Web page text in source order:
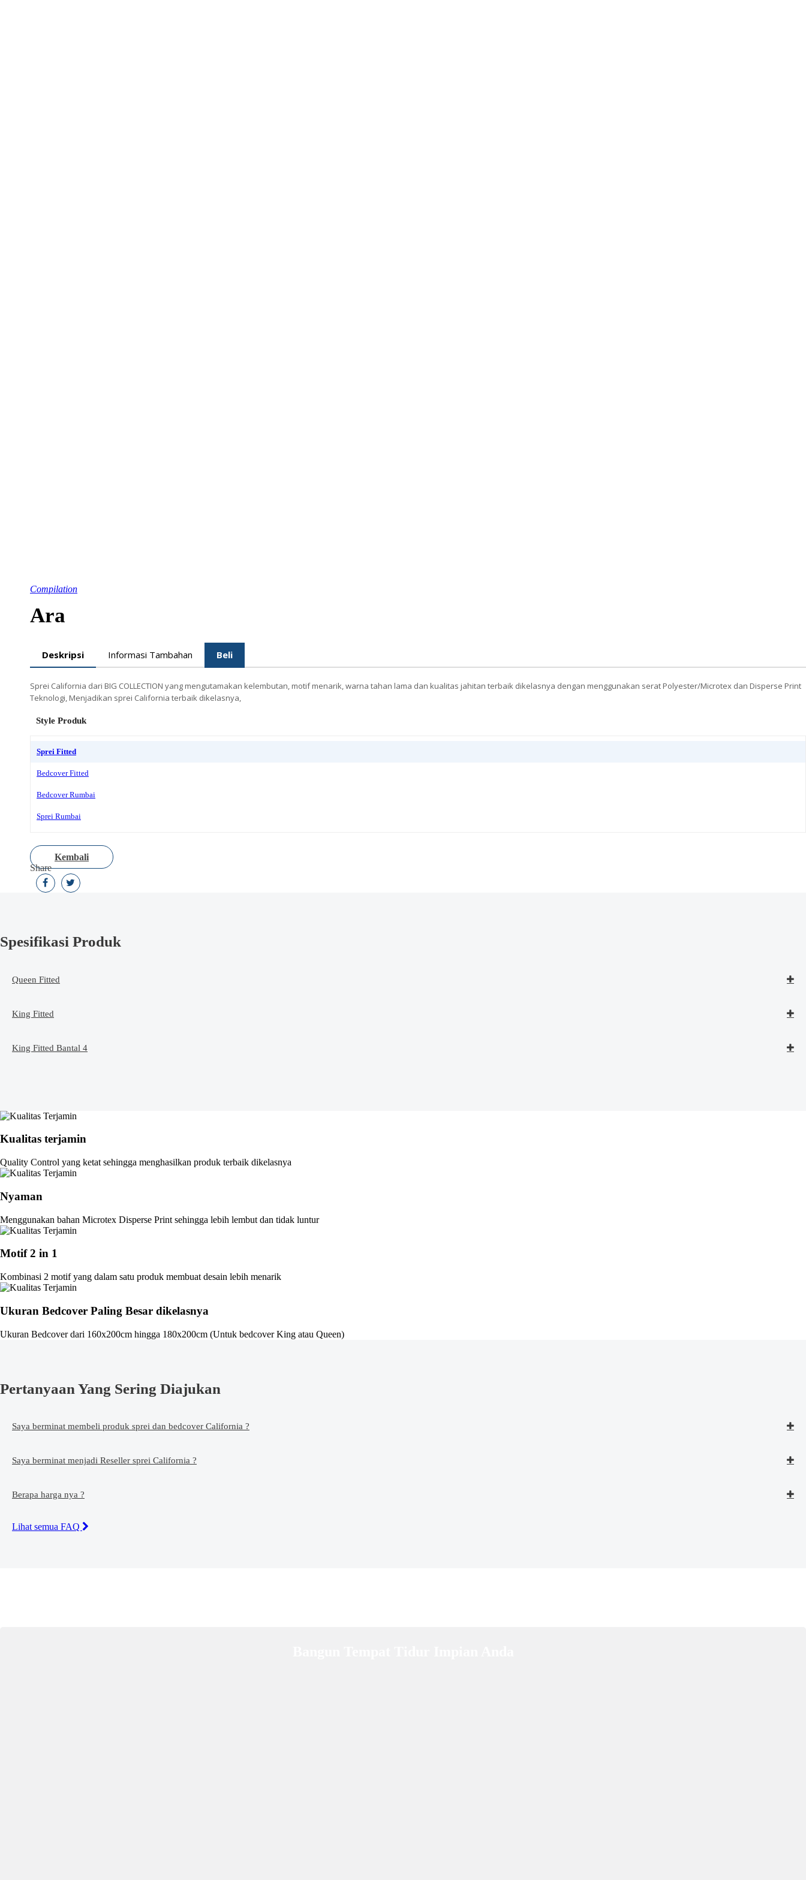
Compilation
Ara
Deskripsi Informasi Tambahan Beli
Sprei California dari BIG COLLECTION yang mengutamakan kelembutan, motif menarik, warna tahan lama dan kualitas jahitan terbaik dikelasnya dengan menggunakan serat Polyester/Microtex dan Disperse Print
Teknologi, Menjadikan sprei California terbaik dikelasnya,
Style Produk
Sprei Fitted
Bedcover Fitted
Bedcover Rumbai
Sprei Rumbai
Kembali
Share
Spesifikasi Produk
Queen Fitted
King Fitted
King Fitted Bantal 4
Kualitas terjamin
Quality Control yang ketat sehingga menghasilkan produk terbaik dikelasnya
Nyaman
Menggunakan bahan Microtex Disperse Print sehingga lebih lembut dan tidak luntur
Motif 2 in 1
Kombinasi 2 motif yang dalam satu produk membuat desain lebih menarik
Ukuran Bedcover Paling Besar dikelasnya
Ukuran Bedcover dari 160x200cm hingga 180x200cm (Untuk bedcover King atau Queen)
Pertanyaan Yang Sering Diajukan
Saya berminat membeli produk sprei dan bedcover California ?
Saya berminat menjadi Reseller sprei California ?
Berapa harga nya ?
Lihat semua FAQ